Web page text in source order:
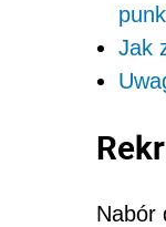
Jak
Nabór